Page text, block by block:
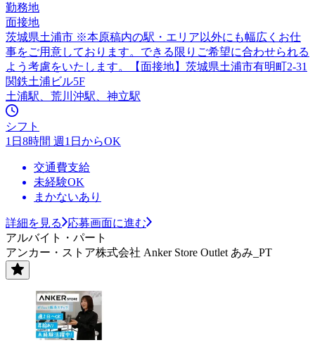
勤務地
面接地
茨城県土浦市 ※本原稿内の駅・エリア以外にも幅広くお仕
事をご用意しております。できる限りご希望に合わせられる
よう考慮をいたします。【面接地】茨城県土浦市有明町2-31
関鉄土浦ビル5F
土浦駅、荒川沖駅、神立駅
シフト
1日8時間 週1日からOK
交通費支給
未経験OK
まかないあり
詳細を見る
応募画面に進む
アルバイト・パート
アンカー・ストア株式会社 Anker Store Outlet あみ_PT